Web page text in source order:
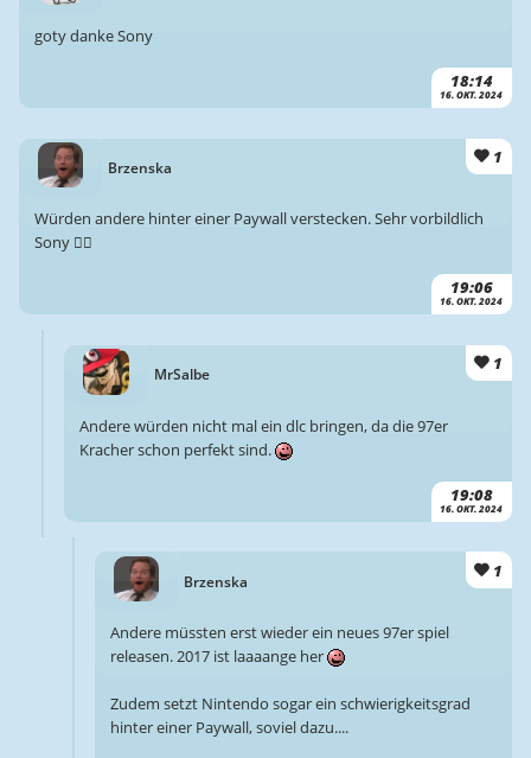
18:14
16. OKT. 2024
goty danke Sony
Brzenska
1
19:06
16. OKT. 2024
Würden andere hinter einer Paywall verstecken. Sehr vorbildlich
Sony 👍🏻
MrSalbe
1
19:08
16. OKT. 2024
Andere würden nicht mal ein dlc bringen, da die 97er
Kracher schon perfekt sind.
Brzenska
1
Andere müssten erst wieder ein neues 97er spiel
releasen. 2017 ist laaaange her
Zudem setzt Nintendo sogar ein schwierigkeitsgrad
hinter einer Paywall, soviel dazu....